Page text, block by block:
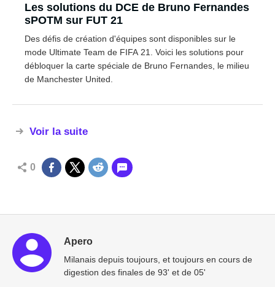
Les solutions du DCE de Bruno Fernandes
sPOTM sur FUT 21
Des défis de création d'équipes sont disponibles sur le
mode Ultimate Team de FIFA 21. Voici les solutions pour
débloquer la carte spéciale de Bruno Fernandes, le milieu
de Manchester United.
Voir la suite
0
Apero
Milanais depuis toujours, et toujours en cours de
digestion des finales de 93' et de 05'